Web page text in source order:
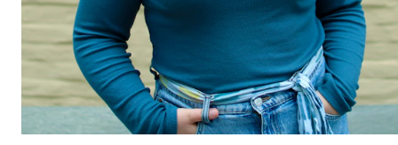
CREMAH
NordART
Prosjekter
Publikasjoner